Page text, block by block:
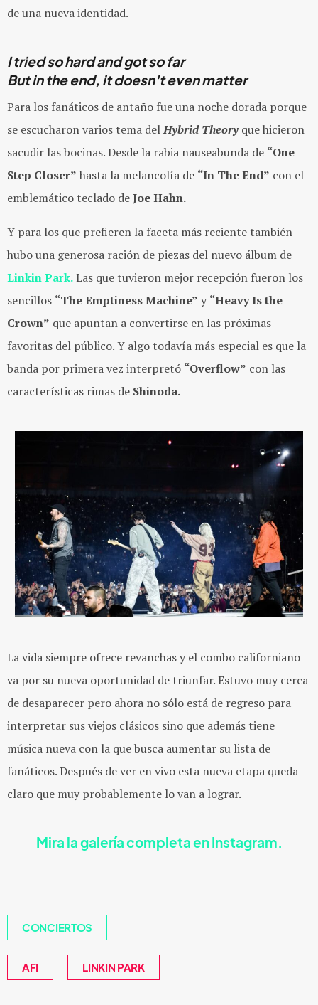
de una nueva identidad.
I tried so hard and got so far
But in the end, it doesn't even matter
Para los fanáticos de antaño fue una noche dorada porque
se escucharon varios tema delHybrid Theory que hicieron
sacudir las bocinas. Desde la rabia nauseabunda de “One
Step Closer” hasta la melancolía de “In The End” con el
emblemático teclado deJoe Hahn.
Y para los que prefieren la faceta más reciente también
hubo una generosa ración de piezas del nuevo álbum de
Linkin Park.Las que tuvieron mejor recepción fueron los
sencillos “The Emptiness Machine” y “Heavy Is the
Crown” que apuntan a convertirse en las próximas
favoritas del público. Y algo todavía más especial es que la
banda por primera vez interpretó “Overflow” con las
características rimas de Shinoda.
La vida siempre ofrece revanchas y el combo californiano
va por su nueva oportunidad de triunfar. Estuvo muy cerca
de desaparecer pero ahora no sólo está de regreso para
interpretar sus viejos clásicos sino que además tiene
música nueva con la que busca aumentar su lista de
fanáticos. Después de ver en vivo esta nueva etapa queda
claro que muy probablemente lo van a lograr.
Mira la galería completa en Instagram.
CONCIERTOS
AFI LINKIN PARK